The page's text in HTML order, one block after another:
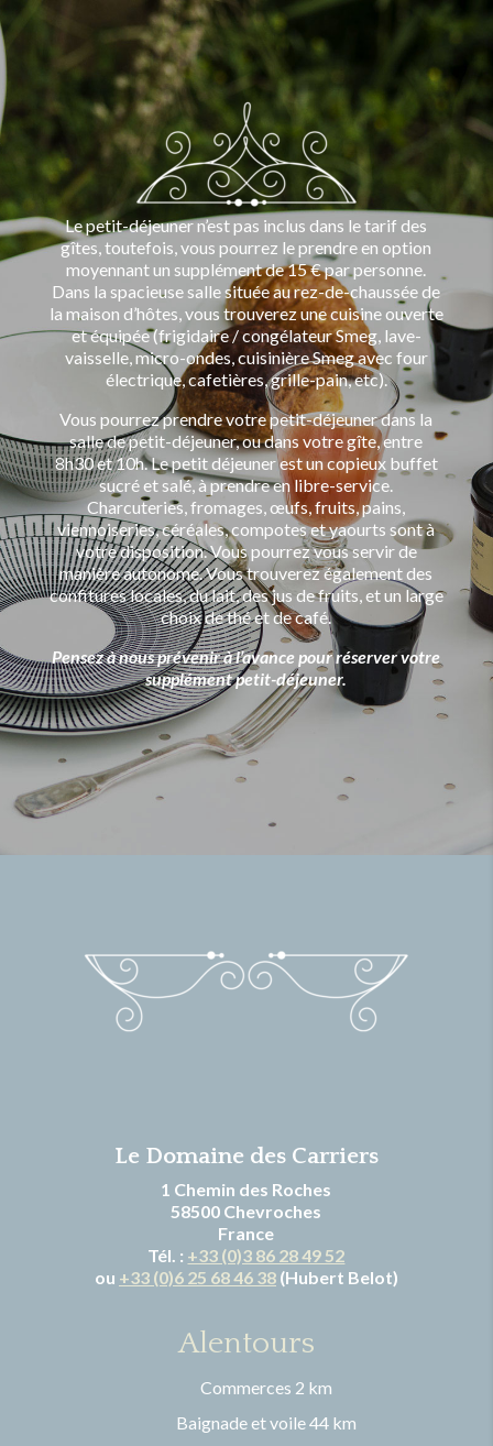
Le petit-déjeuner n’est pas inclus dans le tarif des
gîtes, toutefois, vous pourrez le prendre en option
moyennant un supplément de 15 € par personne.
Dans la spacieuse salle située au rez-de-chaussée de
la maison d’hôtes, vous trouverez une cuisine ouverte
et équipée (frigidaire / congélateur Smeg, lave-
vaisselle, micro-ondes, cuisinière Smeg avec four
électrique, cafetières, grille-pain, etc).
Vous pourrez prendre votre petit-déjeuner dans la
salle de petit-déjeuner, ou dans votre gîte, entre
8h30 et 10h. Le petit déjeuner est un copieux buffet
sucré et salé, à prendre en libre-service.
Charcuteries, fromages, œufs, fruits, pains,
viennoiseries, céréales, compotes et yaourts sont à
votre disposition. Vous pourrez vous servir de
manière autonome. Vous trouverez également des
confitures locales, du lait, des jus de fruits, et un large
choix de thé et de café.
Pensez à nous prévenir à l’avance pour réserver votre
supplément petit-déjeuner.
Le Domaine des Carriers
1 Chemin des Roches
58500 Chevroches
France
Tél. : +33 (0)3 86 28 49 52
ou +33 (0)6 25 68 46 38(Hubert Belot)
Alentours
Commerces 2 km
Baignade et voile 44 km